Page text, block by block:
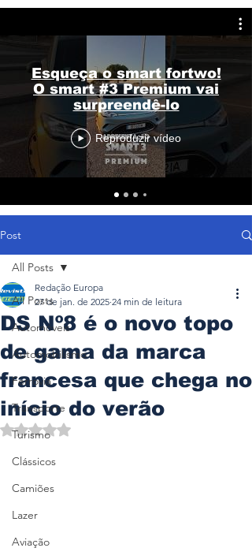
Esqueça o smart fortwo!
O smart #3 Premium vai
surpreendê-lo
Reproduzir vídeo
Post
All Posts
Automóveis
Automobilismo
Ferrovia
Transporte
Turismo
Clássicos
Camiões
Lazer
Aviação
All Posts
DS Nº8 é o novo topo
de gama da marca
francesa que chega no
início do verão
Redação Europa
27 de jan. de 2025 24 min de leitura
Avaliado com NaN de 5 estrelas.